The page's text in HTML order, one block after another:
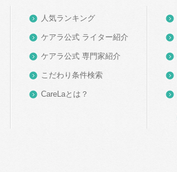
人気ランキング
ケアラ公式 ライター紹介
ケアラ公式 専門家紹介
こだわり条件検索
CareLaとは？